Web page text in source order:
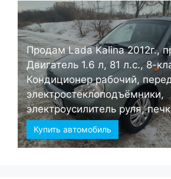
Продам Lada Kalina 2012г.,
Двигатель 1.6 л, 81 л.с., 8-
Кондиционер рабочий,
электростеклоподъёмники,
электроусилитель руля,
Купить автомобиль